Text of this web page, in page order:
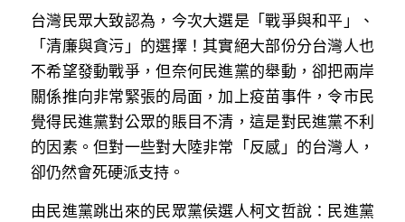
台灣民眾大致認為，今次大選是「戰爭與和平」、
「清廉與貪污」的選擇！其實絕大部份分台灣人也
不希望發動戰爭，但奈何民進黨的舉動，卻把兩岸
關係推向非常緊張的局面，加上疫苗事件，令市民
覺得民進黨對公眾的賬目不清，這是對民進黨不利
的因素。但對一些對大陸非常「反感」的台灣人，
卻仍然會死硬派支持。
由民進黨跳出來的民眾黨侯選人柯文哲說：民進黨